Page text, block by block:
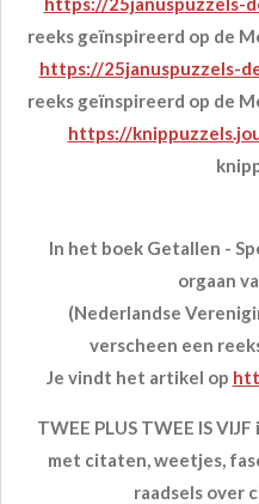
reeks geïnspireerd op de
https://25januspuzzels-
reeks geïnspireerd op de
https://
In het boek Getallen -
orgaan
(Nederlandse
verscheen een
Je vindt het artikel op
TWEE PLUS TWEE IS
met citaten, weetjes,
raadsels over